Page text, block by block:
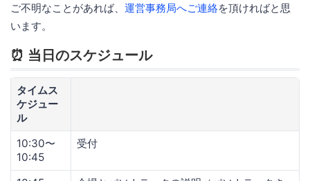
ご不明なことがあれば、 運営事務局へご連絡を頂ければと思
います。
⏰ 当日のスケジュール
タイムス
ケジュー
ル
10:30〜
10:45
受付